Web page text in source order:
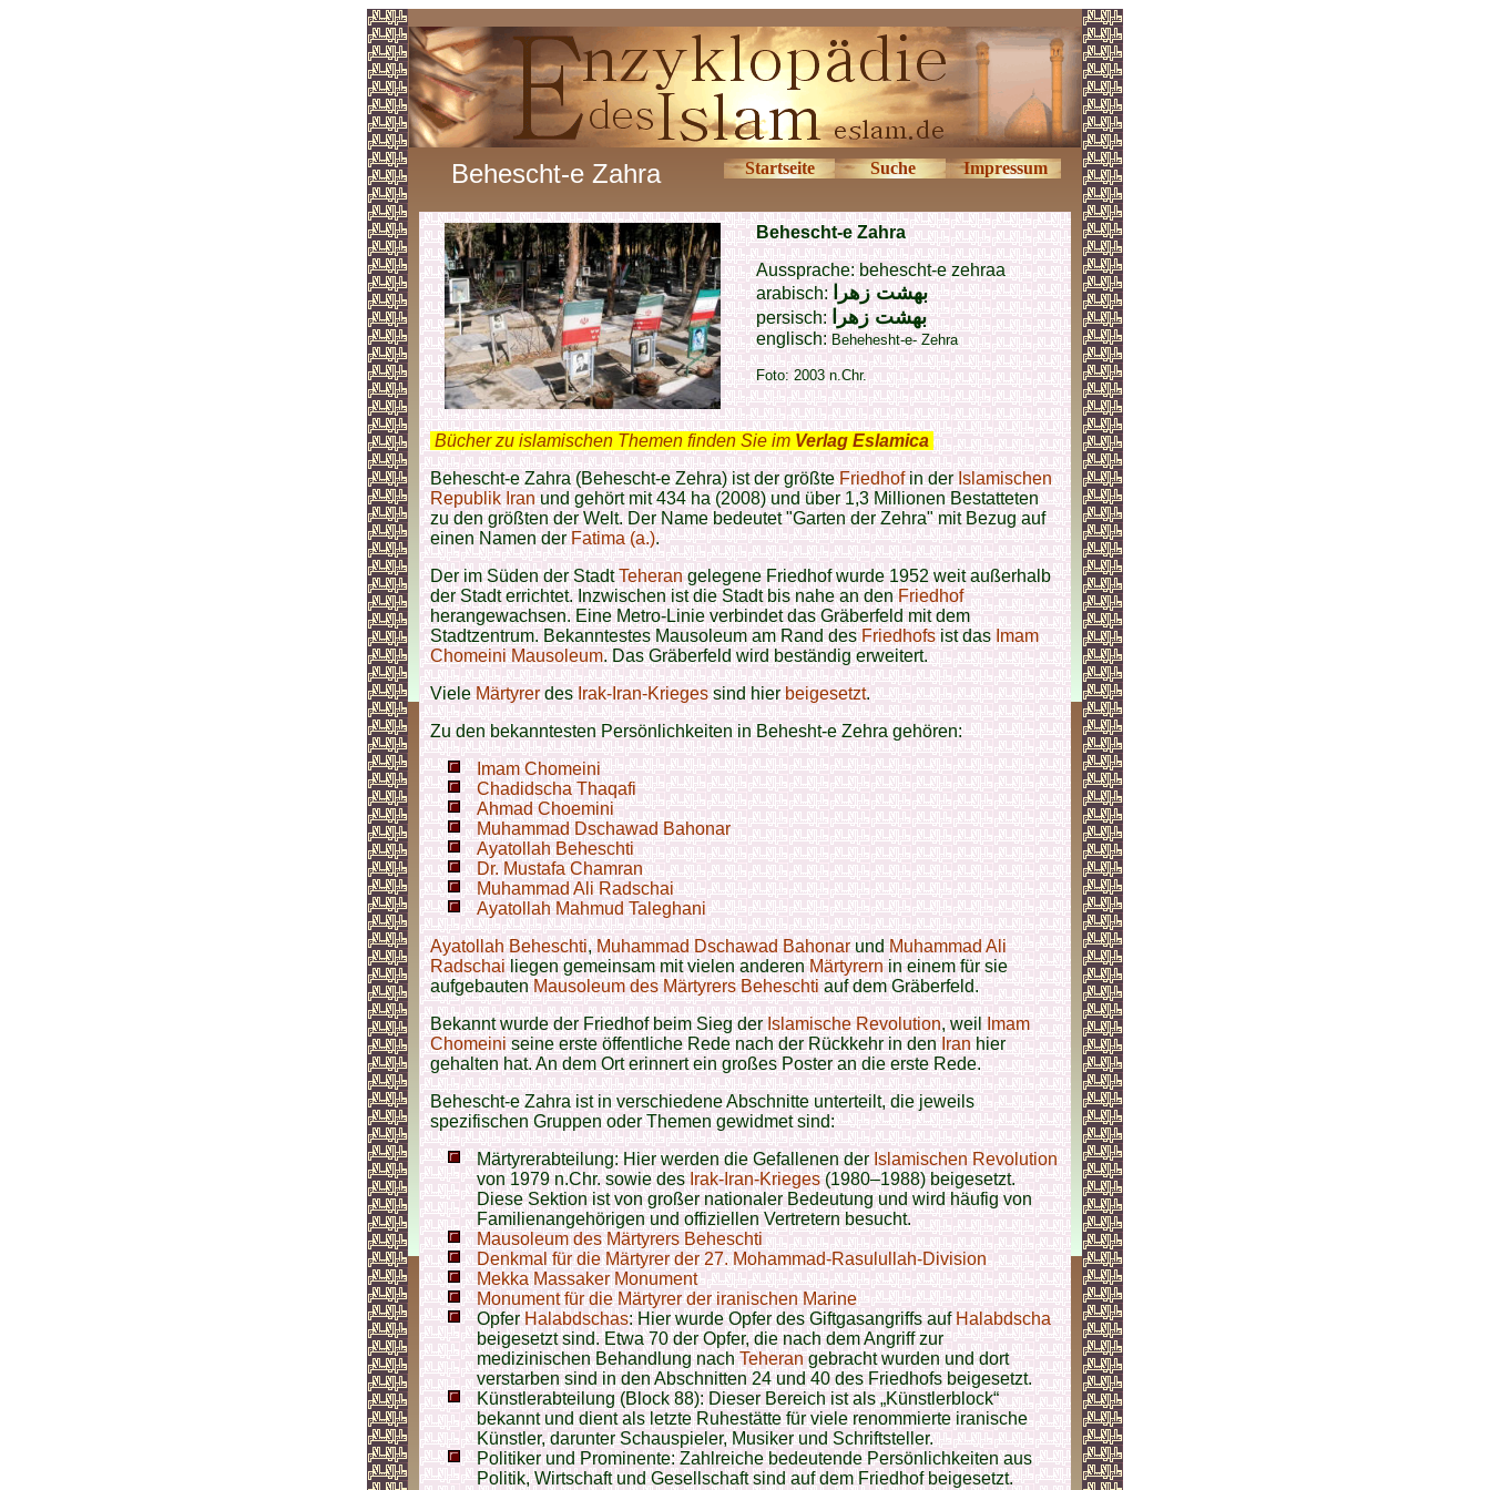
Behescht-e Zahra Startseite Suche Impressum
Behescht-e Zahra
Aussprache: behescht-e zehraa
arabisch:بهشت زهرا
persisch:بهشت زهرا
englisch:Behehesht-e- Zehra
Foto: 2003 n.Chr.
Bücher zu islamischen Themen finden Sie im Verlag Eslamica
Behescht-e Zahra (Behescht-e Zehra) ist der größteFriedhofin derIslamischen
Republik Iranund gehört mit 434 ha (2008) und über 1,3 Millionen Bestatteten
zu den größten der Welt. Der Name bedeutet "Garten der Zehra" mit Bezug auf
einen Namen derFatima (a.).
Der im Süden der StadtTeherangelegene Friedhof wurde 1952 weit außerhalb
der Stadt errichtet. Inzwischen ist die Stadt bis nahe an denFriedhof
herangewachsen. Eine Metro-Linie verbindet das Gräberfeld mit dem
Stadtzentrum. Bekanntestes Mausoleum am Rand desFriedhofsist dasImam
Chomeini Mausoleum. Das Gräberfeld wird beständig erweitert.
VieleMärtyrerdesIrak-Iran-Kriegessind hierbeigesetzt.
Zu den bekanntesten Persönlichkeiten in Behesht-e Zehra gehören:
Imam Chomeini
Chadidscha Thaqafi
Ahmad Choemini
Muhammad Dschawad Bahonar
Ayatollah Beheschti
Dr. Mustafa Chamran
Muhammad Ali Radschai
Ayatollah Mahmud Taleghani
Ayatollah Beheschti,Muhammad Dschawad BahonarundMuhammad Ali
Radschailiegen gemeinsam mit vielen anderenMärtyrernin einem für sie
aufgebautenMausoleum des Märtyrers Beheschtiauf dem Gräberfeld.
Bekannt wurde der Friedhof beim Sieg derIslamische Revolution, weilImam
Chomeiniseine erste öffentliche Rede nach der Rückkehr in denIranhier
gehalten hat. An dem Ort erinnert ein großes Poster an die erste Rede.
Behescht-e Zahra ist in verschiedene Abschnitte unterteilt, die jeweils
spezifischen Gruppen oder Themen gewidmet sind:​
Märtyrerabteilung: Hier werden die Gefallenen derIslamischen Revolution
von 1979 n.Chr. sowie desIrak-Iran-Krieges(1980–1988) beigesetzt.
Diese Sektion ist von großer nationaler Bedeutung und wird häufig von
Familienangehörigen und offiziellen Vertretern besucht.
Mausoleum des Märtyrers Beheschti
Denkmal für die Märtyrer der 27. Mohammad-Rasulullah-Division
Mekka Massaker Monument
Monument für die Märtyrer der iranischen Marine
OpferHalabdschas: Hier wurde Opfer des Giftgasangriffs aufHalabdscha
beigesetzt sind. Etwa 70 der Opfer, die nach dem Angriff zur
medizinischen Behandlung nachTeherangebracht wurden und dort
verstarben sind in den Abschnitten 24 und 40 des Friedhofs beigesetzt.
Künstlerabteilung (Block 88): Dieser Bereich ist als „Künstlerblock“
bekannt und dient als letzte Ruhestätte für viele renommierte iranische
Künstler, darunter Schauspieler, Musiker und Schriftsteller.
Politiker und Prominente: Zahlreiche bedeutende Persönlichkeiten aus
Politik, Wirtschaft und Gesellschaft sind auf dem Friedhof beigesetzt.